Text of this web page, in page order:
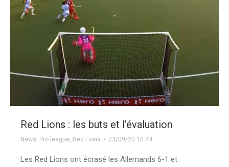
Red Lions : les buts et l’évaluation
News, Pro league, Red Lions 23/09/20 10:44
Les Red Lions ont écrasé les Allemands 6-1 et